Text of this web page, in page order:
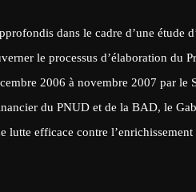
dans le cadre d’une étude
le processus d’élaboration du
2006 à novembre 2007 par
du PNUD et de la BAD, le
lutte efficace contre